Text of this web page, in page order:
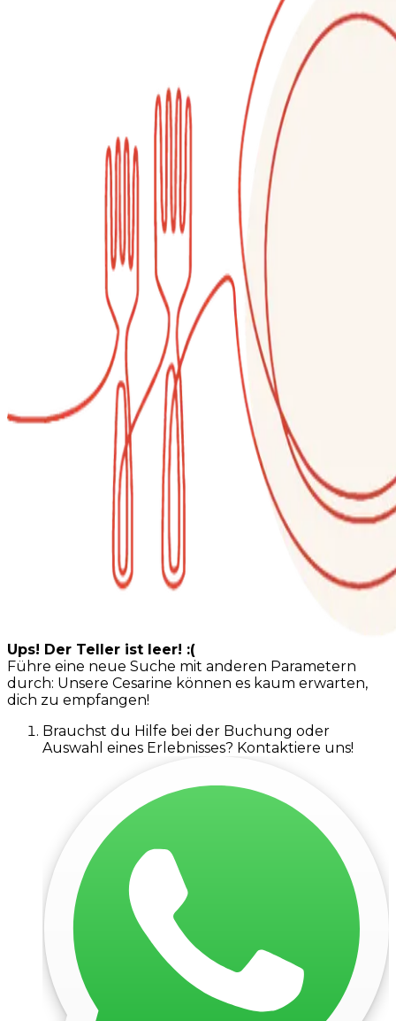
Ups! Der Teller ist leer! :(
Führe eine neue Suche mit anderen Parametern
durch: Unsere Cesarine können es kaum erwarten,
dich zu empfangen!
Brauchst du Hilfe bei der Buchung oder
Auswahl eines Erlebnisses? Kontaktiere uns!